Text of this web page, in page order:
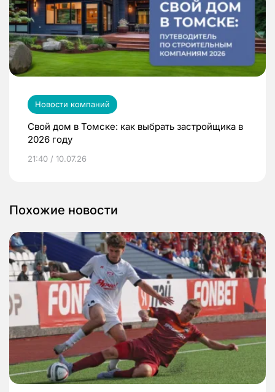
Новости компаний
Свой дом в Томске: как выбрать застройщика в
2026 году
21:40 / 10.07.26
Похожие новости